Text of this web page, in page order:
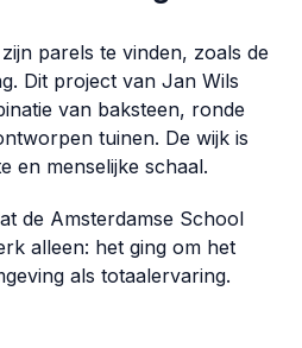
parels te vinden, zoals de
Dit project van Jan Wils
van baksteen, ronde
tuinen. De wijk is
en menselijke schaal.
de Amsterdamse School
alleen: het ging om het
als totaalervaring.